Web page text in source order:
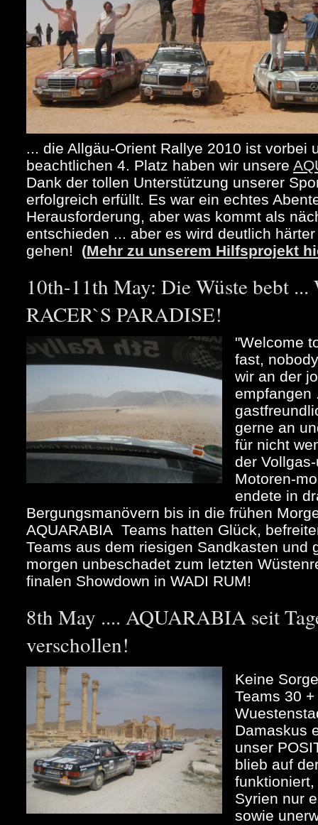
... die Allgäu-Orient Rallye 2010 ist vorbei
beachtlichen 4. Platz haben wir unsere
Dank der tollen Unterstützung unserer
erfolgreich erfüllt. Es war ein echtes
Herausforderung, aber was kommt als
entschieden ... aber es wird deutlich
gehen! (Mehr zu unserem Hilfsprojekt
10th-11th May: Die Wüste bebt
RACER`S PARADISE!
"Welcome
fast,
wir an der
empfangen
gerne an
für nicht
der
Motoren-
endete in
Bergungsmanövern bis in die frühen
AQUARABIA Teams hatten Glück,
Teams aus dem riesigen Sandkasten und
morgen unbeschadet zum letzten
finalen Showdown in WADI RUM!
8th May .... AQUARABIA seit
verschollen!
Keine
Teams 30
Damaskus
unser
blieb auf
Syrien nur
sowie